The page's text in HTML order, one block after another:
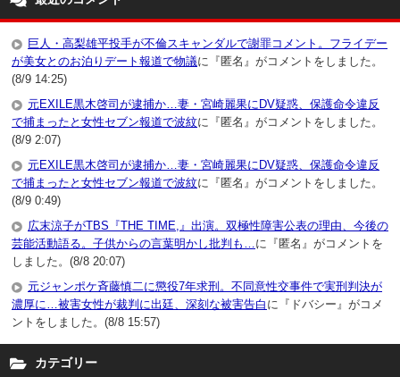
巨人・高梨雄平投手が不倫スキャンダルで謝罪コメント。フライデー
が美女とのお泊りデート報道で物議に『匿名』がコメントをしました。
(8/9 14:25)
元EXILE黒木啓司が逮捕か…妻・宮崎麗果にDV疑惑、保護命令違反
で捕まったと女性セブン報道で波紋に『匿名』がコメントをしました。
(8/9 2:07)
元EXILE黒木啓司が逮捕か…妻・宮崎麗果にDV疑惑、保護命令違反
で捕まったと女性セブン報道で波紋に『匿名』がコメントをしました。
(8/9 0:49)
広末涼子がTBS『THE TIME,』出演。双極性障害公表の理由、今後の
芸能活動語る。子供からの言葉明かし批判も…に『匿名』がコメントを
しました。(8/8 20:07)
元ジャンポケ斉藤慎二に懲役7年求刑。不同意性交事件で実刑判決が
濃厚に…被害女性が裁判に出廷、深刻な被害告白 に『ドバシー』がコメ
ントをしました。(8/8 15:57)
カテゴリー